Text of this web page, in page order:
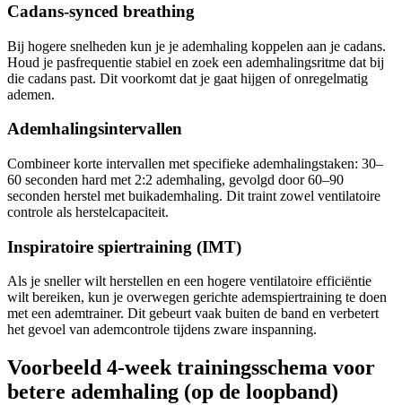
Cadans-synced breathing
Bij hogere snelheden kun je je ademhaling koppelen aan je cadans.
Houd je pasfrequentie stabiel en zoek een ademhalingsritme dat bij
die cadans past. Dit voorkomt dat je gaat hijgen of onregelmatig
ademen.
Ademhalingsintervallen
Combineer korte intervallen met specifieke ademhalingstaken: 30–
60 seconden hard met 2:2 ademhaling, gevolgd door 60–90
seconden herstel met buikademhaling. Dit traint zowel ventilatoire
controle als herstelcapaciteit.
Inspiratoire spiertraining (IMT)
Als je sneller wilt herstellen en een hogere ventilatoire efficiëntie
wilt bereiken, kun je overwegen gerichte ademspiertraining te doen
met een ademtrainer. Dit gebeurt vaak buiten de band en verbetert
het gevoel van ademcontrole tijdens zware inspanning.
Voorbeeld 4‑week trainingsschema voor
betere ademhaling (op de loopband)